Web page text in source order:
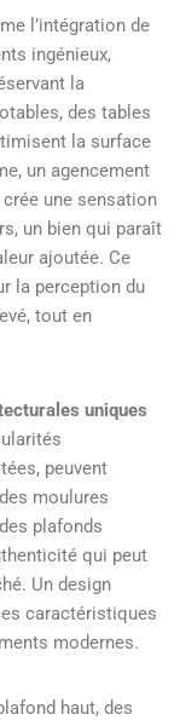
l’intégration de
ingénieux,
la
des tables
la surface
un agencement
une sensation
un bien qui paraît
ajoutée. Ce
la perception du
tout en
uniques
peuvent
moulures
plafonds
qui peut
Un design
caractéristiques
modernes.
haut, des